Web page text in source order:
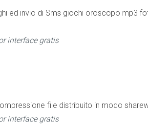
ed invio di Sms giochi oroscopo mp3
interface gratis
file distribuito in modo
interface gratis